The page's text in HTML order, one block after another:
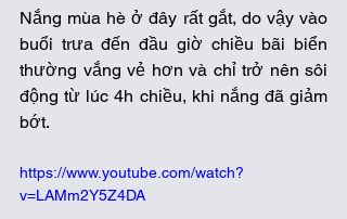
Nắng mùa hè ở đây rất gắt, do vậy vào
buổi trưa đến đầu giờ chiều bãi biển
thường vắng vẻ hơn và chỉ trở nên sôi
động từ lúc 4h chiều, khi nắng đã giảm
bớt.
https://www.youtube.com/watch?
v=LAMm2Y5Z4DA